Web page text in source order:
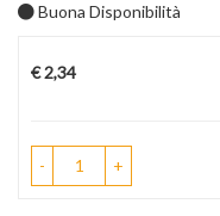
Buona Disponibilità
Prezzo
€ 2,34
- +